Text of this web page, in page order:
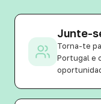
Junte-
Torna-te
Portugal e